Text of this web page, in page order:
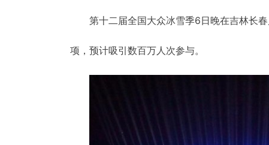
第十二届全国大众冰雪季6日晚在吉林长
项，预计吸引数百万人次参与。